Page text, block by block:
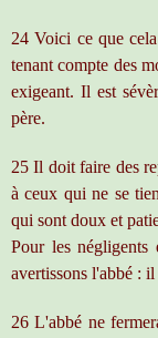
24 Voici ce que
tenant compte des
exigeant. Il est
père.
25 Il doit faire des
à ceux qui ne se
qui sont doux et
Pour les
avertissons l'abbé :
26 L'abbé ne